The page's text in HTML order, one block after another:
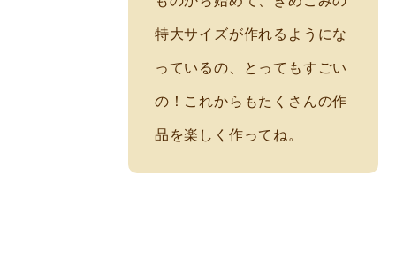
特大サイズが作れるようにな
っているの、とってもすごい
の！これからもたくさんの作
品を楽しく作ってね。